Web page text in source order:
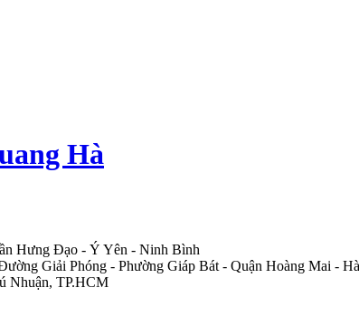
Hưng Đạo - Ý Yên - Ninh Bình
Giải Phóng - Phường Giáp Bát - Quận Hoàng Mai -
Nhuận, TP.HCM